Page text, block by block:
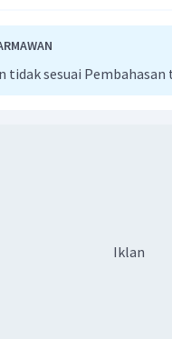
tidak sesuai
Iklan